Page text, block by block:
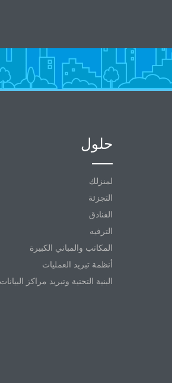
حلول
لمنزلك
التجزئة
الفنادق
الترفيه
المكاتب والمباني الكبيرة
أنظمة تبريد العمليات
البنية التحتية وتبريد مراكز البيانات